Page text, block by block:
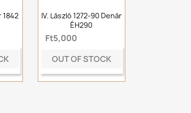
1842
IV. László 1272-90 Denár
ÉH290
Ft5,000
OUT OF STOCK